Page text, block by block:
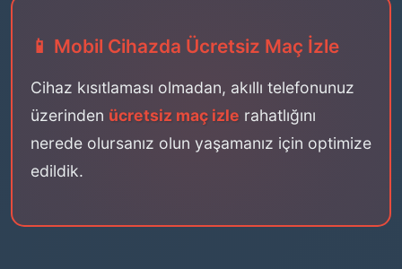
📱 Mobil Cihazda Ücretsiz Maç İzle
Cihaz kısıtlaması olmadan, akıllı telefonunuz
üzerinden ücretsiz maç izle rahatlığını
nerede olursanız olun yaşamanız için optimize
edildik.